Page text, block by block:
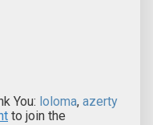
You: loloma, azerty
to join the